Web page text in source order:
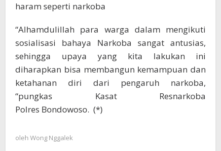
haram seperti narkoba
“Alhamdulillah para warga dalam mengikuti
sosialisasi bahaya Narkoba sangat antusias,
sehingga upaya yang kita lakukan ini
diharapkan bisa membangun kemampuan dan
ketahanan diri dari pengaruh narkoba,
“pungkas Kasat Resnarkoba
Polres Bondowoso. (*)
oleh Wong Nggalek